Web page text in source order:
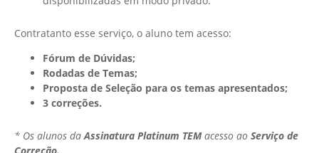
Contratanto esse serviço, o aluno tem acesso:
Fórum de Dúvidas;
Rodadas de Temas;
Proposta de Seleção para os temas apresentados;
3 correções.
* Os alunos da Assinatura Platinum TEMacesso ao Serviço de